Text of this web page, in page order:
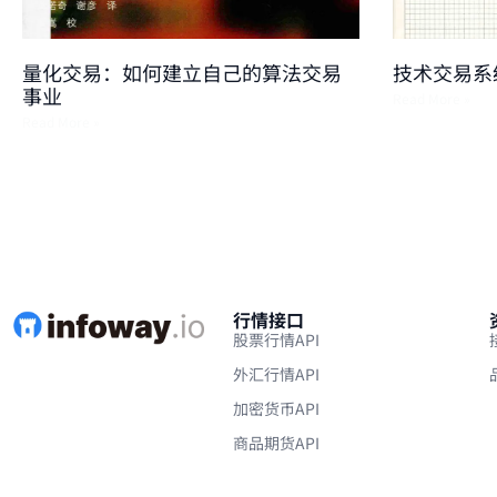
量化交易：如何建立自己的算法交易
事业
技术交易
行情接口
股票行情API
外汇行情API
加密货币API
商品期货API